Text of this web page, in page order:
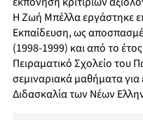
Η Ζωή Μπέλλα εργάστηκε
Εκπαίδευση, ως
(1998-1999) και από το
Πειραματικό Σχολείο του
σεμιναριακά μαθήματα για
Διδασκαλία των Νέων